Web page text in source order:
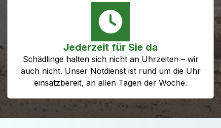
Jederzeit für Sie da
Schädlinge halten sich nicht an Uhrzeiten – wir
auch nicht. Unser Notdienst ist rund um die Uhr
einsatzbereit, an allen Tagen der Woche.